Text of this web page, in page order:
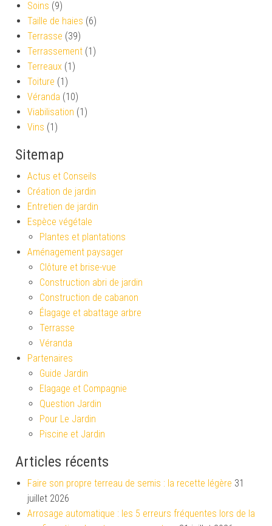
Soins (9)
Taille de haies (6)
Terrasse (39)
Terrassement (1)
Terreaux (1)
Toiture (1)
Véranda (10)
Viabilisation (1)
Vins (1)
Sitemap
Actus et Conseils
Création de jardin
Entretien de jardin
Espèce végétale
Plantes et plantations
Aménagement paysager
Clôture et brise-vue
Construction abri de jardin
Construction de cabanon
Élagage et abattage arbre
Terrasse
Véranda
Partenaires
Guide Jardin
Elagage et Compagnie
Question Jardin
Pour Le Jardin
Piscine et Jardin
Articles récents
Faire son propre terreau de semis : la recette légère 31
juillet 2026
Arrosage automatique : les 5 erreurs fréquentes lors de la